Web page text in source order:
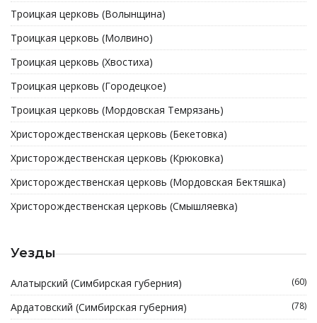
Троицкая церковь (Волынщина)
Троицкая церковь (Молвино)
Троицкая церковь (Хвостиха)
Троицкая церковь (Городецкое)
Троицкая церковь (Мордовская Темрязань)
Христорождественская церковь (Бекетовка)
Христорождественская церковь (Крюковка)
Христорождественская церковь (Мордовская Бектяшка)
Христорождественская церковь (Смышляевка)
Уезды
Алатырский (Симбирская губерния) (60)
Ардатовский (Симбирская губерния) (78)